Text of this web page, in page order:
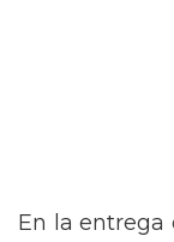
En la entrega